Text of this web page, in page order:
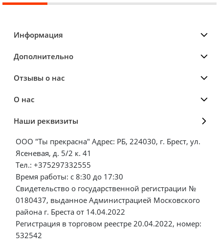
Информация
Дополнительно
Отзывы о нас
О нас
Наши реквизиты
ООО "Ты прекрасна" Адрес: РБ, 224030, г. Брест, ул.
Ясеневая, д. 5/2 к. 41
Тел.: +375297332555
Время работы: с 8:30 до 17:30
Свидетельство о государственной регистрации №
0180437, выданное Администрацией Московского
района г. Бреста от 14.04.2022
Регистрация в торговом реестре 20.04.2022, номер:
532542